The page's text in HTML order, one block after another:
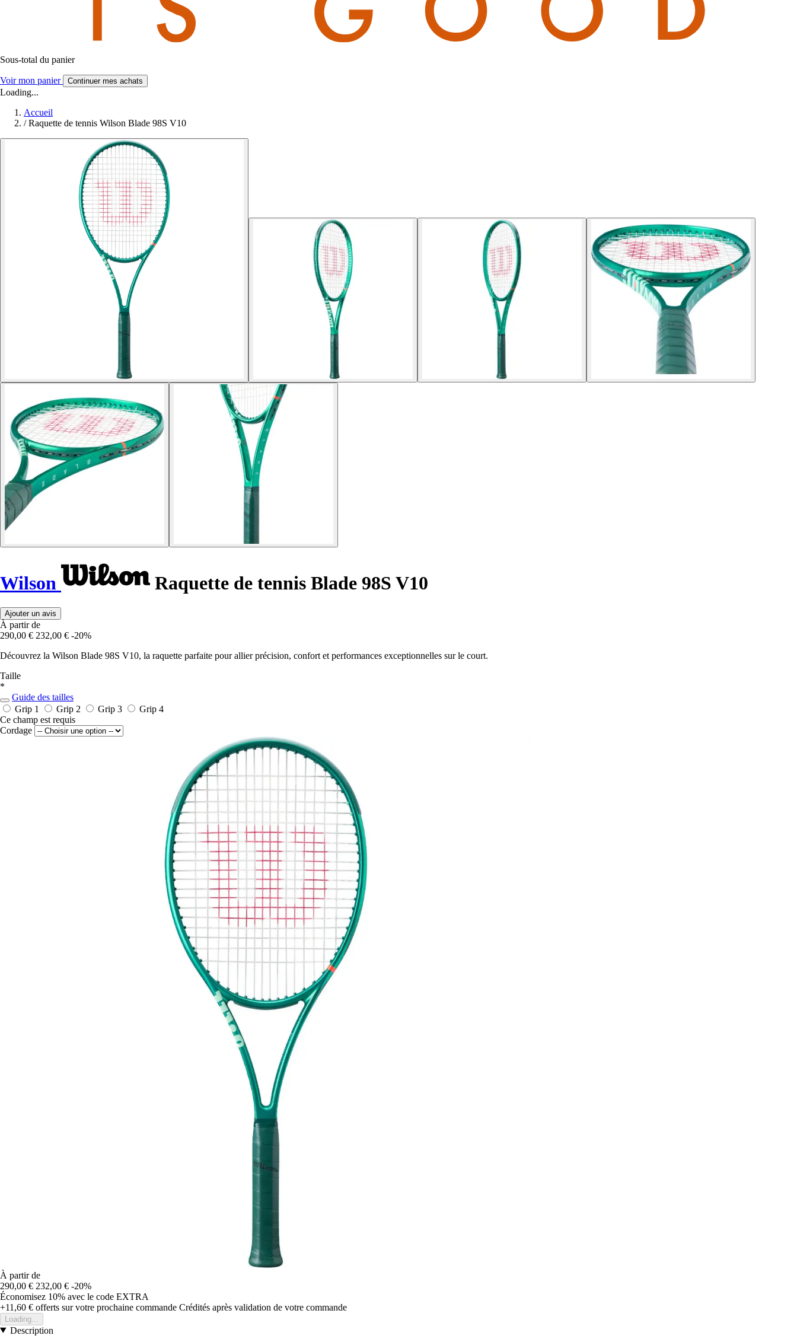
Sous-total du panier
Voir mon panier Continuer mes achats
Loading...
Accueil
/ Raquette de tennis Wilson Blade 98S V10
Wilson Raquette de tennis Blade 98S V10
Ajouter un avis
À partir de
290,00 € 232,00 € -20%
Découvrez la Wilson Blade 98S V10, la raquette parfaite pour allier précision, confort et performances exceptionnelles sur le court.
Taille
*
Guide des tailles
Grip 1
Grip 2 Grip 3
Grip 4
Ce champ est requis
Cordage
À partir de
290,00 € 232,00 € -20%
Économisez 10% avec le code EXTRA
+11,60 € offerts sur votre prochaine commande Crédités après validation de votre commande
Loading...
Description